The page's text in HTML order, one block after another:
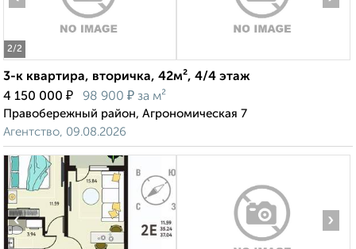
2/2
3-к квартира, вторичка, 42м², 4/4 этаж
4 150 000 ₽ 98 900 ₽ за м²
Правобережный район, Агрономическая 7
Агентство, 09.08.2026
‹ ›